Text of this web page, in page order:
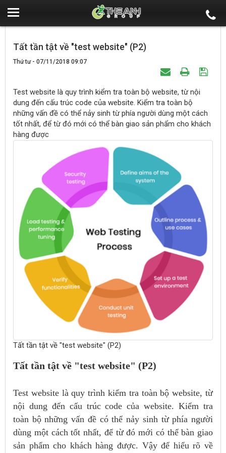
Tất tần tật về "test website" (P2)
Thứ tư - 07/11/2018 09:07
Test website là quy trình kiểm tra toàn bộ website, từ nội
dung đến cấu trúc code của website. Kiểm tra toàn bộ
những vấn đề có thể nảy sinh từ phía người dùng một cách
tốt nhất, để từ đó mới có thể bàn giao sản phẩm cho khách
hàng được
Tất tần tật về "test website" (P2)
Tất tần tật về "test website" (P2)
Test website là quy trình kiểm tra toàn bộ website, từ
nội dung đến cấu trúc code của website. Kiểm tra
toàn bộ những vấn đề có thể nảy sinh từ phía người
dùng một cách tốt nhất, để từ đó mới có thể bàn giao
sản phẩm cho khách hàng được. Vậy để hiểu rõ về